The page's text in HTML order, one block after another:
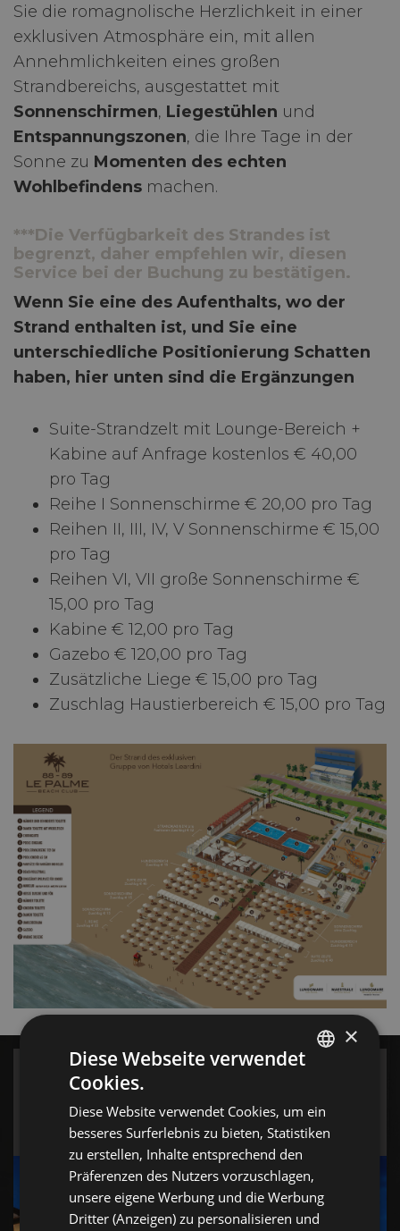
Sie die romagnolische Herzlichkeit in einer
exklusiven Atmosphäre ein, mit allen
Annehmlichkeiten eines großen
Strandbereichs, ausgestattet mit
Sonnenschirmen, Liegestühlen und
Entspannungszonen, die Ihre Tage in der
Sonne zu Momenten des echten
Wohlbefindens machen.
***Die Verfügbarkeit des Strandes ist
begrenzt, daher empfehlen wir, diesen
Service bei der Buchung zu bestätigen.
Wenn Sie eine des Aufenthalts, wo der
Strand enthalten ist, und Sie eine
unterschiedliche Positionierung Schatten
haben, hier unten sind die Ergänzungen
Suite-Strandzelt mit Lounge-Bereich +
Kabine auf Anfrage kostenlos € 40,00
pro Tag
Reihe I Sonnenschirme € 20,00 pro Tag
Reihen II, III, IV, V Sonnenschirme € 15,00
pro Tag
Reihen VI, VII große Sonnenschirme €
15,00 pro Tag
Kabine € 12,00 pro Tag
Gazebo € 120,00 pro Tag
Zusätzliche Liege € 15,00 pro Tag
Zuschlag Haustierbereich € 15,00 pro Tag
DIE GESAMTE CASA RIVA GANZ FÜR SIE
ALLEIN
Die Exklusivität der Villa ENGLISH
FRENCH
RUSSIAN
×
Diese Webseite verwendet
Cookies.
Diese Website verwendet Cookies, um ein
besseres Surferlebnis zu bieten, Statistiken
zu erstellen, Inhalte entsprechend den
Präferenzen des Nutzers vorzuschlagen,
unsere eigene Werbung und die Werbung
Dritter (Anzeigen) zu personalisieren und